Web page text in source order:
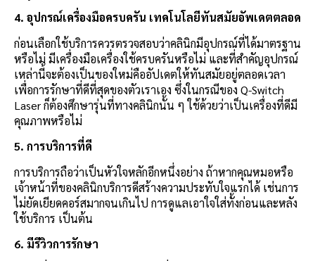
4. อุปกรณ์เครื่องมือครบครัน เทคโนโลยีทันสมัยอัพเดตตลอด
ก่อนเลือกใช้บริการควรตรวจสอบว่าคลินิกมีอุปกรณ์ที่ได้มาตรฐาน
หรือไม่ มีเครื่องมือเครื่องใช้ครบครันหรือไม่ และที่สำคัญอุปกรณ์
เหล่านี้จะต้องเป็นของใหม่คืออัปเดตให้ทันสมัยอยู่ตลอดเวลา
เพื่อการรักษาที่ดีที่สุดของตัวเราเอง ซึ่งในกรณีของ Q-Switch
Laser ก็ต้องศึกษารุ่นที่ทางคลินิกนั้น ๆ ใช้ด้วยว่าเป็นเครื่องที่ดีมี
คุณภาพหรือไม่
5. การบริการที่ดี
การบริการถือว่าเป็นหัวใจหลักอีกหนึ่งอย่าง ถ้าหากคุณหมอหรือ
เจ้าหน้าที่ของคลินิกบริการดีสร้างความประทับใจแรกได้ เช่นการ
ไม่ยัดเยียดคอร์สมากจนเกินไป การดูแลเอาใจใส่ทั้งก่อนและหลัง
ใช้บริการ เป็นต้น
6. มีรีวิวการรักษา